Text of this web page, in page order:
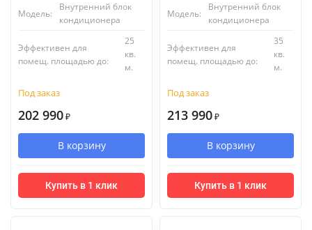
Модель:
Внутренний блок
кондиционера
Эффективен для
помещ. площадью до:
25
кв.
м.
Под заказ
202 990 ₽
В корзину
Купить в 1 клик
Модель:
Внутренний блок
кондиционера
Эффективен для
помещ. площадью до:
35
кв.
м.
Под заказ
213 990 ₽
В корзину
Купить в 1 клик